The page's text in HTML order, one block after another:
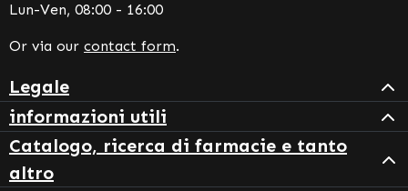
Lun-Ven, 08:00 - 16:00
Or via our contact form.
Legale
informazioni utili
Catalogo, ricerca di farmacie e tanto
altro